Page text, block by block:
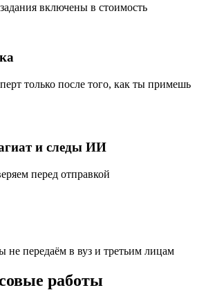
включены в стоимость
только после того, как ты примешь
и следы ИИ
перед отправкой
не передаём в вуз и третьим лицам
работы